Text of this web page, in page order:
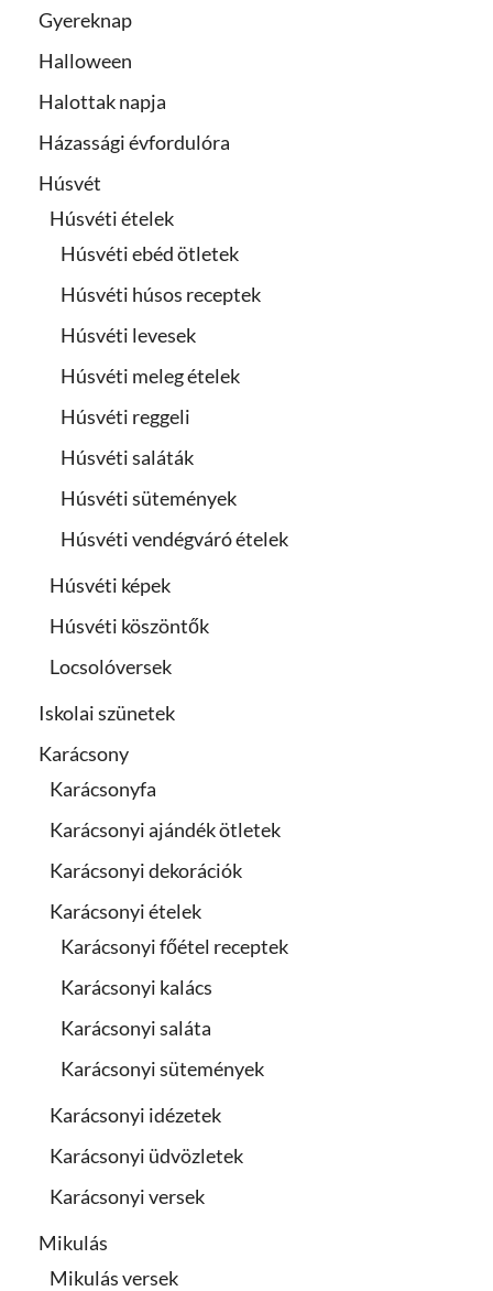
Gyereknap
Halloween
Halottak napja
Házassági évfordulóra
Húsvét
Húsvéti ételek
Húsvéti ebéd ötletek
Húsvéti húsos receptek
Húsvéti levesek
Húsvéti meleg ételek
Húsvéti reggeli
Húsvéti saláták
Húsvéti sütemények
Húsvéti vendégváró ételek
Húsvéti képek
Húsvéti köszöntők
Locsolóversek
Iskolai szünetek
Karácsony
Karácsonyfa
Karácsonyi ajándék ötletek
Karácsonyi dekorációk
Karácsonyi ételek
Karácsonyi főétel receptek
Karácsonyi kalács
Karácsonyi saláta
Karácsonyi sütemények
Karácsonyi idézetek
Karácsonyi üdvözletek
Karácsonyi versek
Mikulás
Mikulás versek